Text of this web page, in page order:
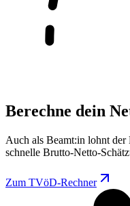
Berechne dein
Auch als Beamt:in lohnt
schnelle Brutto-Netto-
Zum TVöD-Rechner